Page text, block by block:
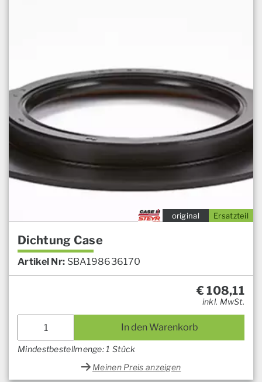
Ersatzteil
original
Dichtung Case
Artikel Nr: SBA198636170
€108,11
inkl. MwSt.
In den Warenkorb
Mindestbestellmenge: 1 Stück
Meinen Preis anzeigen